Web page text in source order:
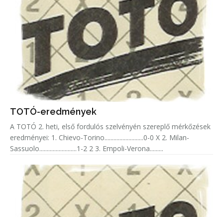
TOTÓ-eredmények
A TOTÓ 2. heti, első fordulós szelvényén szereplő mérkőzések
eredményei: 1. Chievo-Torino..........................0-0 X 2. Milan-
Sassuolo.........................1-2 2 3. Empoli-Verona.........